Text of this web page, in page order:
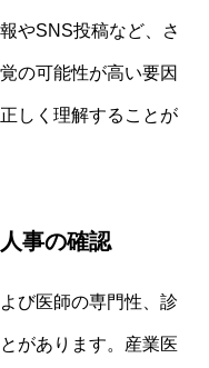
やSNS投稿など、さ
の可能性が高い要因
しく理解することが
事の確認
び医師の専門性、診
があります。産業医